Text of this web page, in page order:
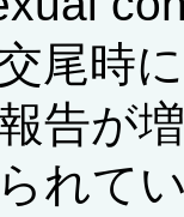
尾時
告が
れて